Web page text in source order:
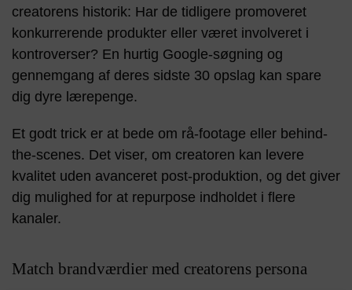
creatorens historik: Har de tidligere promoveret
konkurrerende produkter eller været involveret i
kontroverser? En hurtig Google-søgning og
gennemgang af deres sidste 30 opslag kan spare
dig dyre lærepenge.
Et godt trick er at bede om rå-footage eller behind-
the-scenes. Det viser, om creatoren kan levere
kvalitet uden avanceret post-produktion, og det giver
dig mulighed for at repurpose indholdet i flere
kanaler.
Match brandværdier med creatorens persona